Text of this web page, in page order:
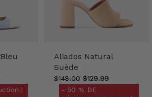
|
Aliados Natural
Suède
$148.00 $129.99
- 50 % DE